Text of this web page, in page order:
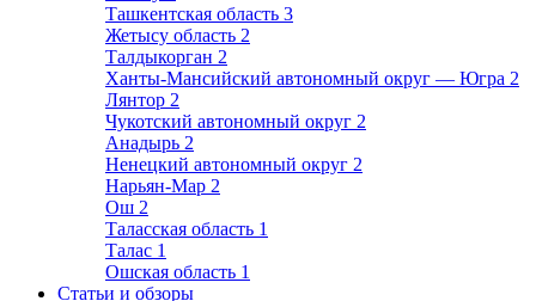
Ташкентская область 3
Жетысу область 2
Талдыкорган 2
Ханты-Мансийский автономный округ — Югра 2
Лянтор 2
Чукотский автономный округ 2
Анадырь 2
Ненецкий автономный округ 2
Нарьян-Мар 2
Ош 2
Таласская область 1
Талас 1
Ошская область 1
Статьи и обзоры